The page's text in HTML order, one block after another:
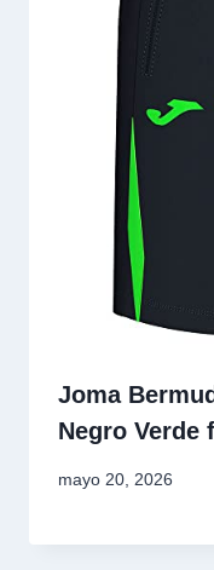
Joma
Negro Verde
mayo 20, 2026